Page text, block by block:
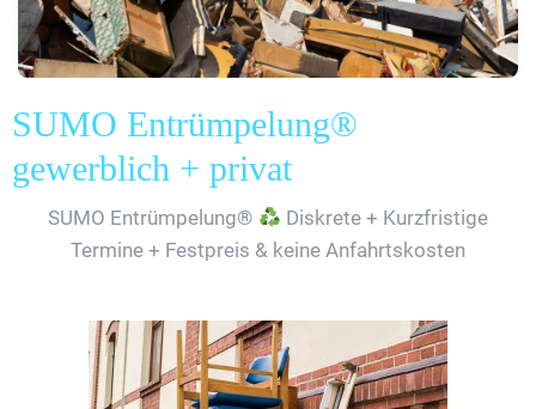
SUMO Entrümpelung®
gewerblich + privat
SUMO Entrümpelung®
Diskrete + Kurzfristige
Termine + Festpreis & keine Anfahrtskosten